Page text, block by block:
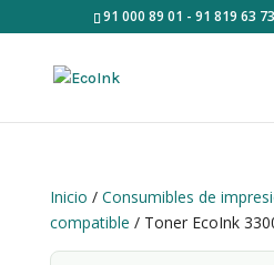
91 000 89 01 - 91 819 63 73
Inicio / Consumibles de
compatible / Toner EcoInk